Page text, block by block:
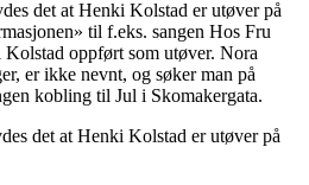
det at Henki Kolstad er utøver på
til f.eks. sangen Hos Fru
oppført som utøver. Nora
er ikke nevnt, og søker man på
kobling til Jul i Skomakergata.